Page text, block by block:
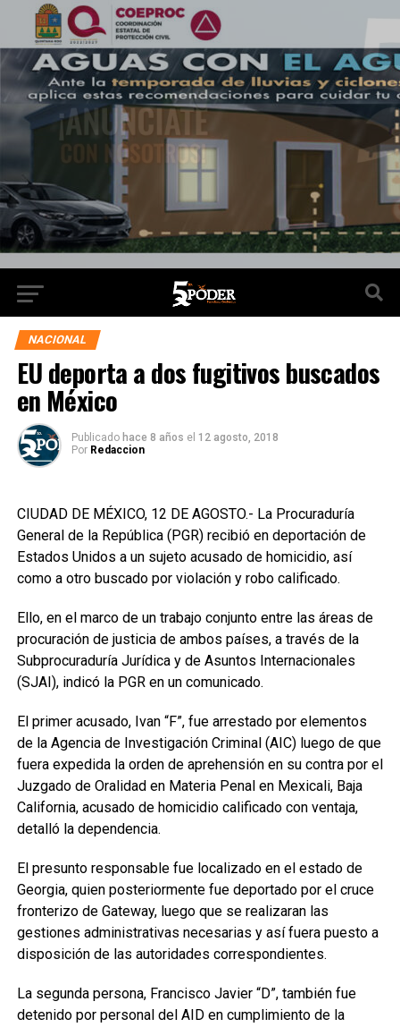
NACIONAL
EU deporta a dos fugitivos buscados
en México
Publicado hace 8 años el 12 agosto, 2018
Por Redaccion
CIUDAD DE MÉXICO, 12 DE AGOSTO.- La Procuraduría
General de la República (PGR) recibió en deportación de
Estados Unidos a un sujeto acusado de homicidio, así
como a otro buscado por violación y robo calificado.
Ello, en el marco de un trabajo conjunto entre las áreas de
procuración de justicia de ambos países, a través de la
Subprocuraduría Jurídica y de Asuntos Internacionales
(SJAI), indicó la PGR en un comunicado.
El primer acusado, Ivan “F”, fue arrestado por elementos
de la Agencia de Investigación Criminal (AIC) luego de que
fuera expedida la orden de aprehensión en su contra por el
Juzgado de Oralidad en Materia Penal en Mexicali, Baja
California, acusado de homicidio calificado con ventaja,
detalló la dependencia.
El presunto responsable fue localizado en el estado de
Georgia, quien posteriormente fue deportado por el cruce
fronterizo de Gateway, luego que se realizaran las
gestiones administrativas necesarias y así fuera puesto a
disposición de las autoridades correspondientes.
La segunda persona, Francisco Javier “D”, también fue
detenido por personal del AID en cumplimiento de la